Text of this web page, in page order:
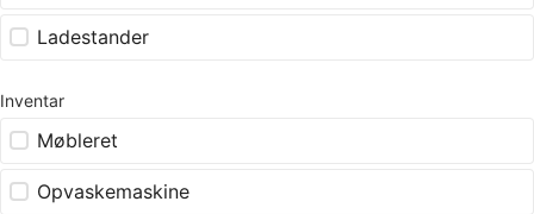
Ladestander
Inventar
Møbleret
Opvaskemaskine